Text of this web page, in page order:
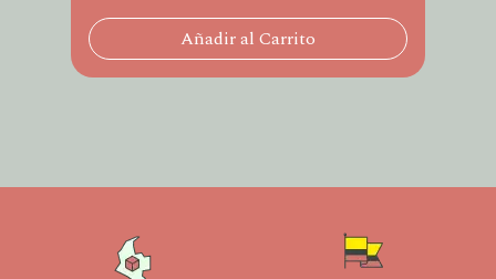
Añadir al Carrito